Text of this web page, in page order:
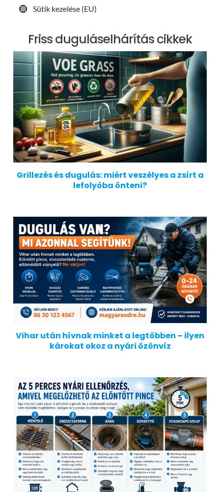
Sütik kezelése (EU)
Friss duguláselhárítás cikkek
Grillezés és dugulás: miért veszélyes a zsírt a
lefolyóba önteni?
Vihar után hívnak minket a legtöbben – ilyen
károkat okoz a nyári özönvíz